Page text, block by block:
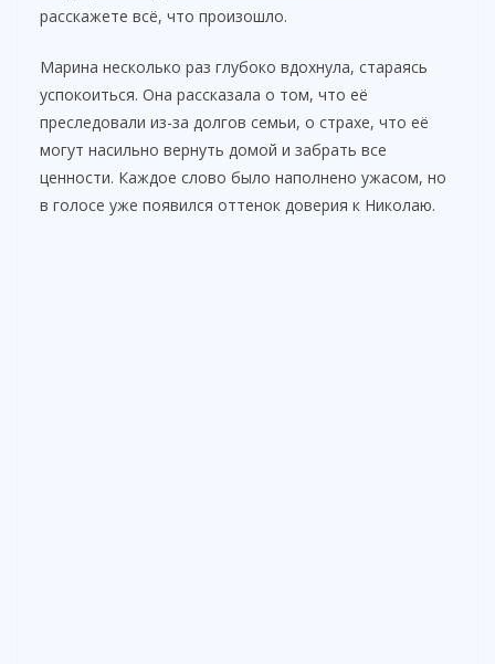
расскажете всё, что произошло.
Марина несколько раз глубоко вдохнула, стараясь
успокоиться. Она рассказала о том, что её
преследовали из-за долгов семьи, о страхе, что её
могут насильно вернуть домой и забрать все
ценности. Каждое слово было наполнено ужасом, но
в голосе уже появился оттенок доверия к Николаю.